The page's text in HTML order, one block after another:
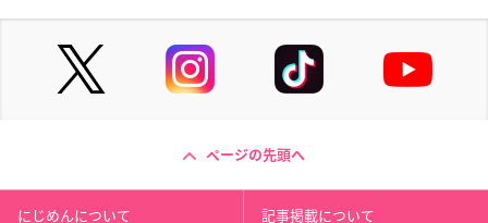
ページの先頭へ
にじめんについて 記事掲載について